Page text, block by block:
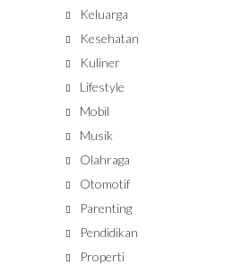
Keluarga
Kesehatan
Kuliner
Lifestyle
Mobil
Musik
Olahraga
Otomotif
Parenting
Pendidikan
Properti